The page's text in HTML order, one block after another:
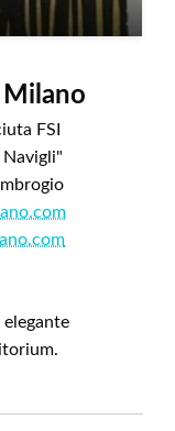
Milano
FSI
Navigli"
elegante